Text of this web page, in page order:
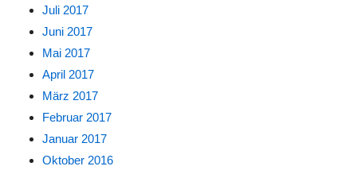
Juli 2017
Juni 2017
Mai 2017
April 2017
März 2017
Februar 2017
Januar 2017
Oktober 2016